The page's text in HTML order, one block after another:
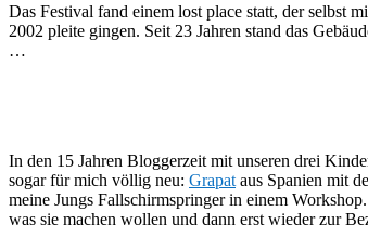
Das Festival fand einem lost place statt, der selbst
2002 pleite gingen. Seit 23 Jahren stand das
…
In den 15 Jahren Bloggerzeit mit unseren drei
sogar für mich völlig neu: Grapat aus Spanien mit
meine Jungs Fallschirmspringer in einem
was sie machen wollen und dann erst wieder zur